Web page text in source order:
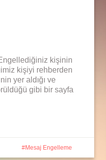
kişinin
kişiyi rehberden
yer aldığı ve
gibi bir sayfa
Mesaj Engelleme